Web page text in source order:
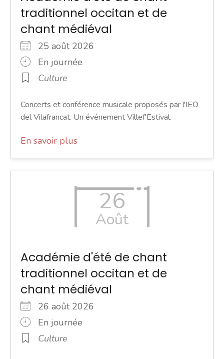
traditionnel occitan et de
chant médiéval
25 août 2026
En journée
Culture
Concerts et conférence musicale proposés par l'IEO
del Vilafrancat. Un événement Villef'Estival.
En savoir plus
26
Août
Académie d'été de chant
traditionnel occitan et de
chant médiéval
26 août 2026
En journée
Culture